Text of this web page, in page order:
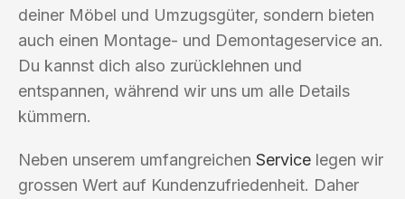
deiner Möbel und Umzugsgüter, sondern bieten
auch einen Montage- und Demontageservice an.
Du kannst dich also zurücklehnen und
entspannen, während wir uns um alle Details
kümmern.
Neben unserem umfangreichen Service legen wir
grossen Wert auf Kundenzufriedenheit. Daher